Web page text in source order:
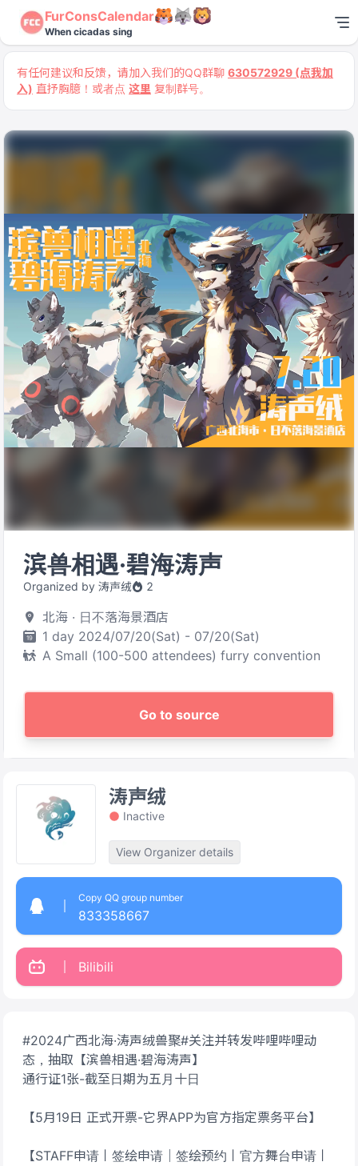
FurConsCalendar
When cicadas sing
有任何建议和反馈，请加入我们的QQ群聊 630572929 (点我加
入) 直抒胸臆！或者点 这里 复制群号。
滨兽相遇·碧海涛声
Organized by 涛声绒 2
北海 · 日不落海景酒店
1 day 2024/07/20(Sat) - 07/20(Sat)
A Small (100-500 attendees) furry convention
Go to source
#2024广西北海·涛声绒兽聚#关注并转发哔哩哔哩动
态，抽取【滨兽相遇·碧海涛声】
通行证1张-截至日期为五月十日
【5月19日 正式开票-它界APP为官方指定票务平台】
【STAFF申请丨签绘申请｜签绘预约丨官方舞台申请丨
涛声绒
Inactive
View Organizer details
Copy QQ group number
833358667
Bilibili